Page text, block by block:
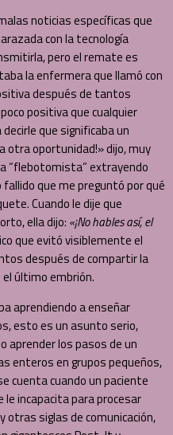
noticias específicas que
con la tecnología
pero el remate es
la enfermera que llamó con
después de tantos
positiva que cualquier
que significaba un
otra oportunidad!» dijo, muy
“flebotomista” extrayendo
que me preguntó por qué
Cuando le dije que
ella dijo: «¡No hables así, el
que evitó visiblemente el
después de compartir la
último embrión.
aprendiendo a enseñar
esto es un asunto serio,
los pasos de un
enteros en grupos pequeños,
cuenta cuando un paciente
incapacita para procesar
otras siglas de comunicación,